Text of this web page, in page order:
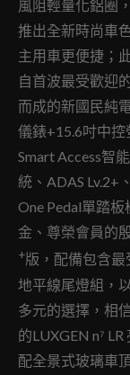
風阻輕量化鋁圈
推出全新時尚車
主用車更便捷；
自首波最受歡迎
而成的新國民純
儀錶+15.6吋中控
Smart Access智
統、ADAS Lv.2+
One Pedal單踏
金、尊榮會員的
+版，配備包含最
地平線尾燈組，
多元的選擇，相
的LUXGEN n⁷
配全景式玻璃車